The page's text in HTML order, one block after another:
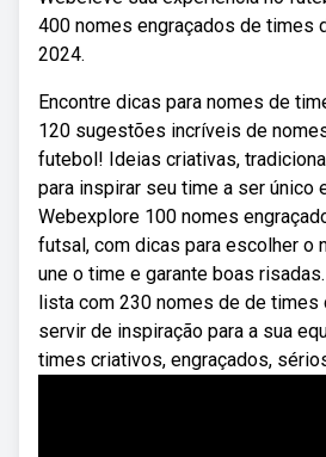
400 nomes engraçados de times
2024.
Encontre dicas para nomes de
120 sugestões incríveis de
futebol! Ideias criativas,
para inspirar seu time a ser único
Webexplore 100 nomes
futsal, com dicas para escolher o
une o time e garante boas
lista com 230 nomes de de times
servir de inspiração para a sua
times criativos, engraçados,